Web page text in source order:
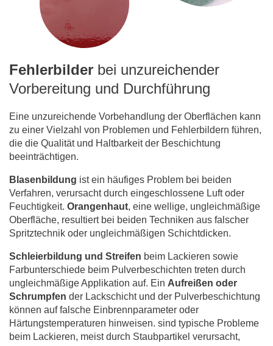
Fehlerbilder bei unzureichender
Vorbereitung und Durchführung
Eine unzureichende Vorbehandlung der Oberflächen kann
zu einer Vielzahl von Problemen und Fehlerbildern führen,
die die Qualität und Haltbarkeit der Beschichtung
beeinträchtigen.
Blasenbildung ist ein häufiges Problem bei beiden
Verfahren, verursacht durch eingeschlossene Luft oder
Feuchtigkeit. Orangenhaut, eine wellige, ungleichmäßige
Oberfläche, resultiert bei beiden Techniken aus falscher
Spritztechnik oder ungleichmäßigen Schichtdicken.
Schleierbildung und Streifen beim Lackieren sowie
Farbunterschiede beim Pulverbeschichten treten durch
ungleichmäßige Applikation auf. Ein Aufreißen oder
Schrumpfen der Lackschicht und der Pulverbeschichtung
können auf falsche Einbrennparameter oder
Härtungstemperaturen hinweisen. sind typische Probleme
beim Lackieren, meist durch Staubpartikel verursacht,